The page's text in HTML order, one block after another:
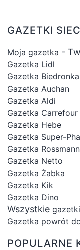
GAZETKI
Moja gazetka -
Gazetka Lidl
Gazetka Biedronka
Gazetka Auchan
Gazetka Aldi
Gazetka Carrefour
Gazetka Hebe
Gazetka Super-
Gazetka Rossmann
Gazetka Netto
Gazetka Żabka
Gazetka Kik
Gazetka Dino
Wszystkie
Gazetka powrót
POPULARNE